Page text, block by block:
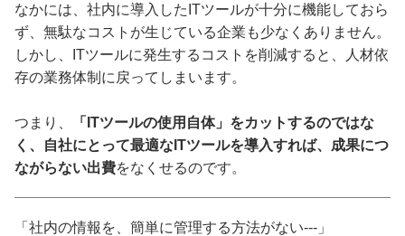
なかには、社内に導入したITツールが十分に機能しておら
ず、無駄なコストが生じている企業も少なくありません。
しかし、ITツールに発生するコストを削減すると、人材依
存の業務体制に戻ってしまいます。
つまり、
「ITツールの使用自体」をカットするのではな
く、自社にとって最適なITツールを導入すれば、成果につ
ながらない出費をなくせるのです。
「社内の情報を、簡単に管理する方法がない---」